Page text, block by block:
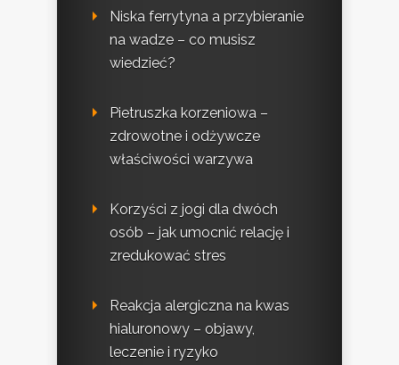
Niska ferrytyna a przybieranie
na wadze – co musisz
wiedzieć?
Pietruszka korzeniowa –
zdrowotne i odżywcze
właściwości warzywa
Korzyści z jogi dla dwóch
osób – jak umocnić relację i
zredukować stres
Reakcja alergiczna na kwas
hialuronowy – objawy,
leczenie i ryzyko